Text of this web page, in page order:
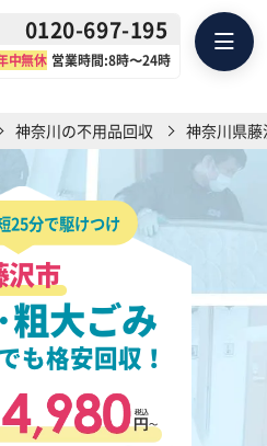
0120-697-195
中無休 営業時間:8時〜24時
神奈川の不用品回収 神奈川県
25分で駆けつけ
沢市
粗大ごみ
も格安回収！